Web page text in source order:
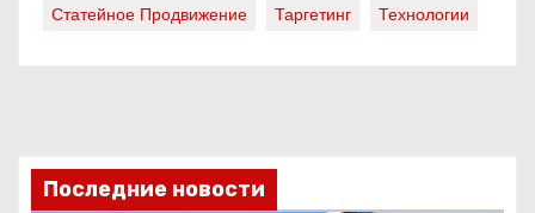
Статейное Продвижение
Таргетинг Технологии
Последние новости